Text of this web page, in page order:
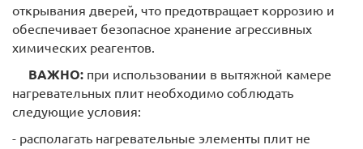
открывания дверей, что предотвращает коррозию и
обеспечивает безопасное хранение агрессивных
химических реагентов.
ВАЖНО: при использовании в вытяжной камере
нагревательных плит необходимо соблюдать
следующие условия:
- располагать нагревательные элементы плит не